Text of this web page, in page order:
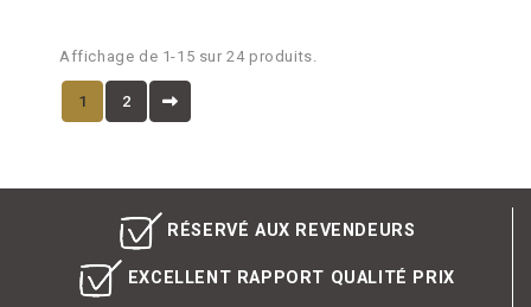
Affichage de 1-15 sur 24 produits.
1 2
RÉSERVÉ AUX REVENDEURS
EXCELLENT RAPPORT QUALITÉ PRIX